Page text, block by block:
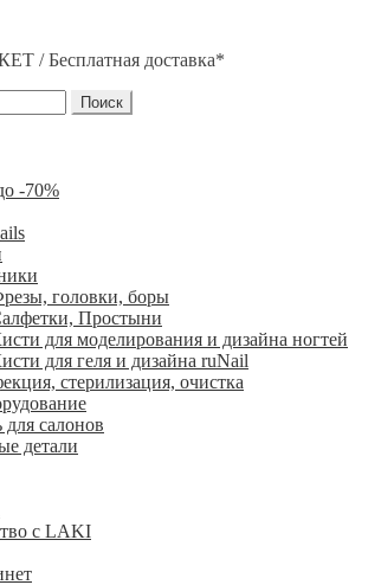
/ Бесплатная доставка*
Поиск
-70%
головки, боры
Простыни
для моделирования и дизайна ногтей
для геля и дизайна ruNail
стерилизация, очистка
салонов
детали
с LAKI